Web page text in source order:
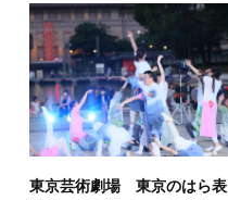
東京芸術劇場 東京のはら表